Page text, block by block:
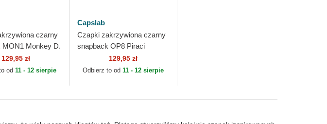
czarny
MON1 Monkey D.
Piece Capslab
129,95 zł
od 11 - 12 sierpie
Capslab
Czapki zakrzywiona czarny
snapback OP8 Piraci
Słomkowego Kapelusza One
Piece Capslab
129,95 zł
Odbierz to od11 - 12 sierpie